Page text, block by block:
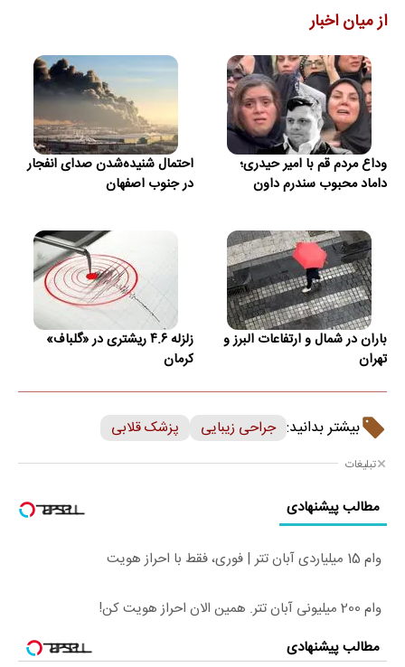
از میان اخبار
وداع مردم قم با امیر حیدری؛
داماد محبوب سندرم داون
احتمال شنیده‌شدن صدای انفجار
در جنوب اصفهان
باران در شمال و ارتفاعات البرز و
تهران
زلزله ۴.۶ ریشتری در «گلباف»
کرمان
بیشتر بدانید: جراحی زیبایی پزشک قلابی
تبلیغات
مطالب پیشنهادی
وام 15 میلیاردی آبان تتر | فوری، فقط با احراز هویت
وام 200 میلیونی آبان تتر. همین الان احراز هویت کن!
مطالب پیشنهادی